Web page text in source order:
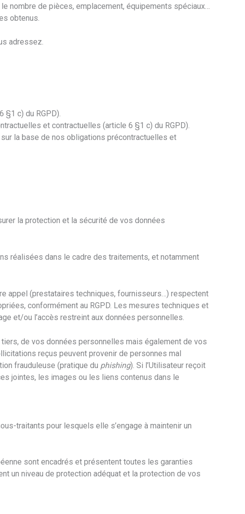
nombre de pièces, emplacement, équipements spéciaux…
obtenus.
adressez.
§1 c) du RGPD).
et contractuelles (article 6 §1 c) du RGPD).
la base de nos obligations précontractuelles et
la protection et la sécurité de vos données
réalisées dans le cadre des traitements, et notamment
appel (prestataires techniques, fournisseurs…) respectent
conformément au RGPD. Les mesures techniques et
et/ou l’accès restreint aux données personnelles.
de vos données personnelles mais également de vos
reçus peuvent provenir de personnes mal
frauduleuse (pratique du phishing). Si l’Utilisateur reçoit
jointes, les images ou les liens contenus dans le
traitants pour lesquels elle s’engage à maintenir un
sont encadrés et présentent toutes les garanties
un niveau de protection adéquat et la protection de vos